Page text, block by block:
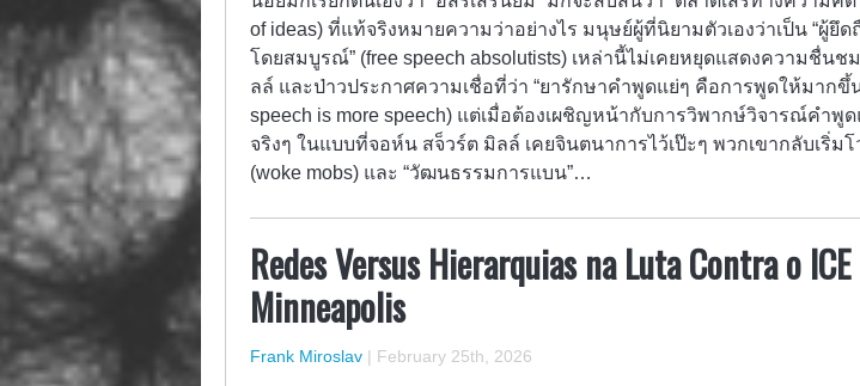
of ideas) ที่แท้จริงหมายความว่าอย่างไร มนุษย์ผู้ที่นิยามตัวเองว่าเป็น “ผู้ยึ
โดยสมบูรณ์” (free speech absolutists) เหล่านี้ไม่เคยหยุดแสดงความชื่น
ลล์ และป่าวประกาศความเชื่อที่ว่า “ยารักษาคำพูดแย่ๆ คือการพูดให้มากขึ้น
speech is more speech) แต่เมื่อต้องเผชิญหน้ากับการวิพากษ์วิจารณ์คำพูด
จริงๆ ในแบบที่จอห์น สจ็วร์ต มิลล์ เคยจินตนาการไว้เป๊ะๆ พวกเขากลับเริ่มโ
(woke mobs) และ “วัฒนธรรมการแบน”…
Redes Versus Hierarquias na Luta Contra o
Minneapolis
Frank Miroslav | February 25th, 2026